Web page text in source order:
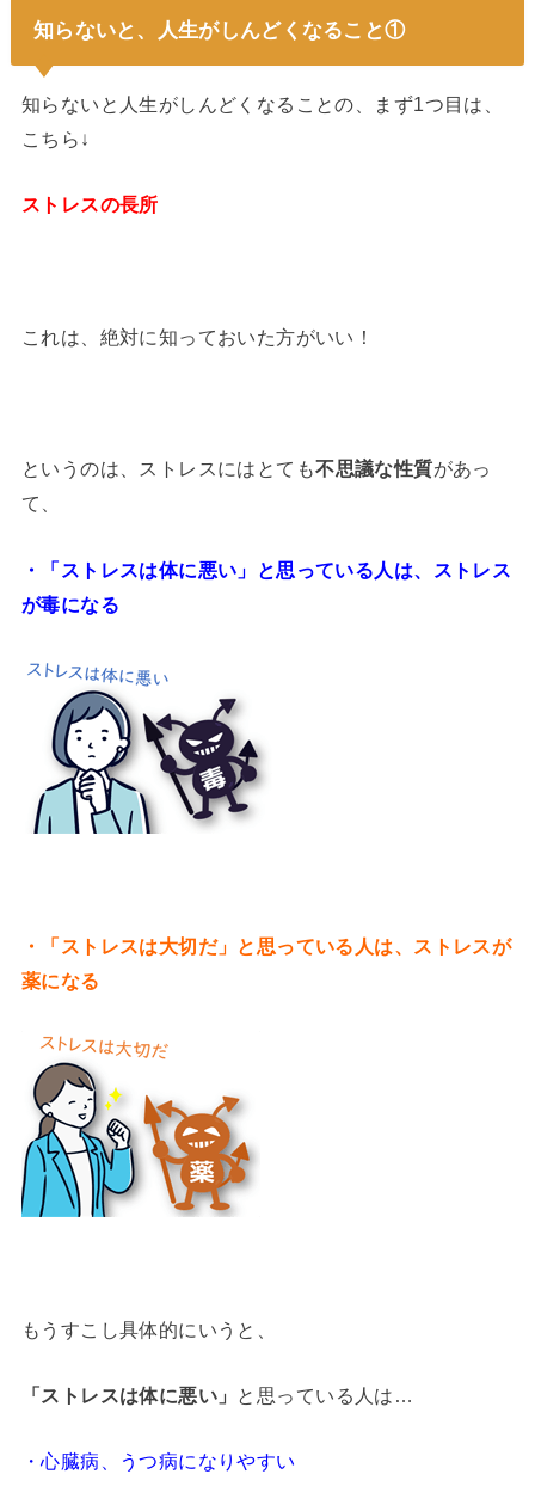
知らないと、人生がしんどくなること①
知らないと人生がしんどくなることの、まず1つ目は、
こちら↓
ストレスの長所
これは、絶対に知っておいた方がいい！
というのは、ストレスにはとても不思議な性質があっ
て、
・「ストレスは体に悪い」と思っている人は、ストレス
が毒になる
・「ストレスは大切だ」と思っている人は、ストレスが
薬になる
もうすこし具体的にいうと、
「ストレスは体に悪い」 と思っている人は…
・心臓病、うつ病になりやすい